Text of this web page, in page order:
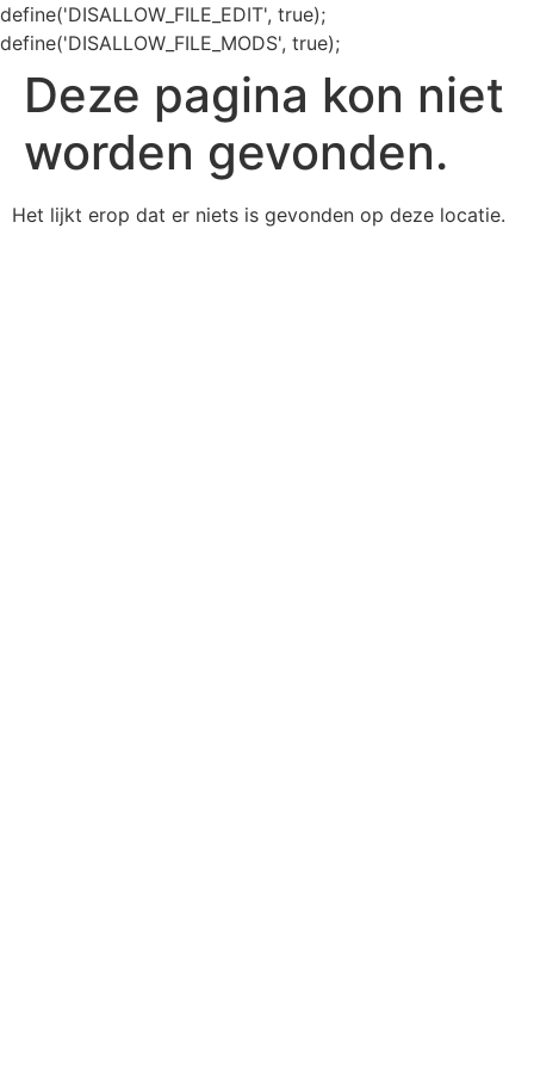
define('DISALLOW_FILE_EDIT', true);
define('DISALLOW_FILE_MODS', true);
Deze pagina kon niet
worden gevonden.
Het lijkt erop dat er niets is gevonden op deze locatie.